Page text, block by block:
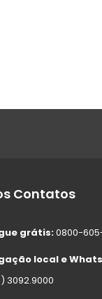
Contatos
grátis:0800-
local e
3092.9000